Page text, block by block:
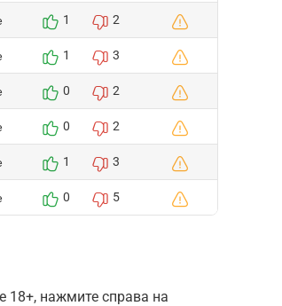
1 2
1 3
0 2
0 2
1 3
0 5
18+, нажмите справа на